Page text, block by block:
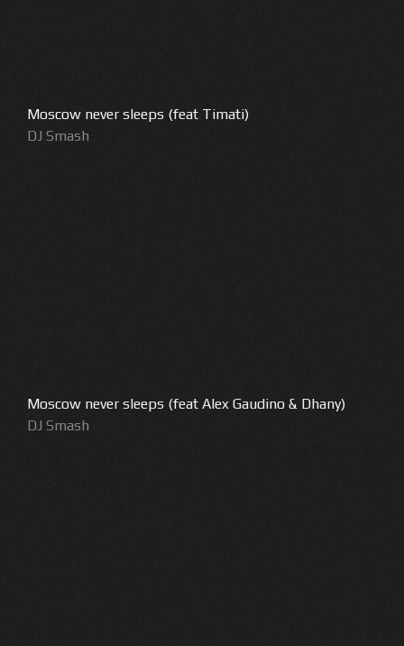
Moscow never sleeps (feat Timati)
DJ Smash
Moscow never sleeps (feat Alex Gaudino & Dhany)
DJ Smash